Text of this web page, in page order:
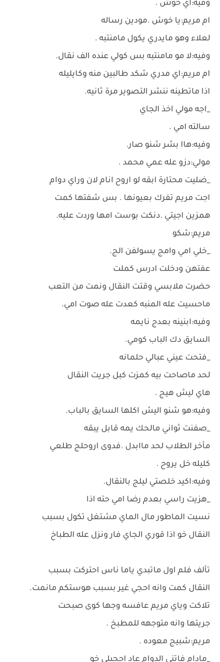
وفيه:اي خوش .
ام مريم:يا خوش .مودين رساله
لعلاء وهو مايدري يكول مامنتبه .
وفيه:لا مو مامنتبه بس كولي عنده الف نقال.
ام مريم:اي مدري شكد طالبين منه وكايليله
اذا ماتطينه ننشر التصوير مرة ثانيه.
_اجه مولي اخذ الجاي
سالته امي .
وفيه:هاا بشر شنو صار.
مولي:دزو عله عمي محمد .
_ضليت محتارة ابقه لو اروح انام لان وراي دوام
اجت مريم تفرك بعيونها . بس شفتها كمت
همزين اجيتي .دنكت بوست امها وردت عليه.
مريم:شكو
_خلي امي وامج يسولفن الج.
عفتهن ودخلت ادرس كملت
حضرت ملابسي وقتت النقال ونمت من التعب
ماحسيت عله المنبه كعدت عله صوت امي.
وفيه:ابنينه بعدج نايمه
السايق دك الباب كومي.
_فتحت عيني عبالي حلمانه
لحد ماصاحت بيه كمزت كبل جريت النقال
هاي ليش هيج .
وفيه:هو شنو اليش اكلها السايق بالباب.
_صفنت ثواني مالحك يمه قابل يبقه
مأخر الطلاب لحد ماابدل .فدوى اروحلج طلعي
كليله خل يروح .
وفيه:اكيد خلصتي ليلج بالنقال.
_هزيت راسي بعدم رضا امي حته اذا
نسيت الماطور مال الماي مشتغل تكول بسبب
النقال خو اذا قوري الجاي فار ونزل عله الطباخ
تألف فلم اول ماتبدي ياما ناس احتركت بسبب
النقال كمت وانه احجي غير بسبب هوستكم مانمت.
تلاكت وياي مريم عافسه وجها كوى صبحت
جريتها وانه متوجهه للمطبخ .
مريم:شبيج معوده .
_مادام فاتني الدوام عاد احجيلي خو